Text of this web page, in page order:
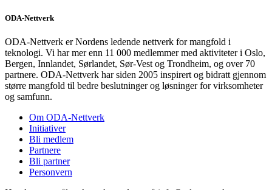
ODA-Nettverk
ODA-Nettverk er Nordens ledende nettverk for mangfold i
teknologi. Vi har mer enn 11 000 medlemmer med aktiviteter i Oslo,
Bergen, Innlandet, Sørlandet, Sør-Vest og Trondheim, og over 70
partnere. ODA-Nettverk har siden 2005 inspirert og bidratt gjennom
større mangfold til bedre beslutninger og løsninger for virksomheter
og samfunn.
Om ODA-Nettverk
Initiativer
Bli medlem
Partnere
Bli partner
Personvern